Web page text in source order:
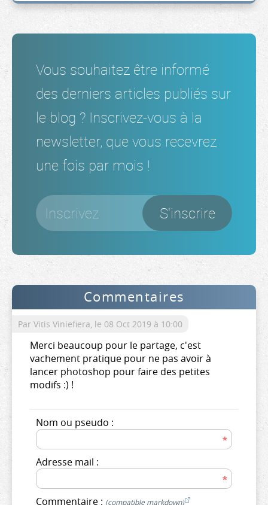
Vous souhaitez être informé
des derniers articles publiés sur
le blog ? Inscrivez-vous à la
newsletter, que vous recevrez
une fois par mois !
Commentaires
Par Vitis Viniefiera, le 08 Oct 2019 à 10:00
Merci beaucoup pour le partage, c'est
vachement pratique pour ne pas avoir à
lancer photoshop pour faire des petites
modifs :) !
Nom ou pseudo :
Adresse mail :
Commentaire : (compatible markdown)